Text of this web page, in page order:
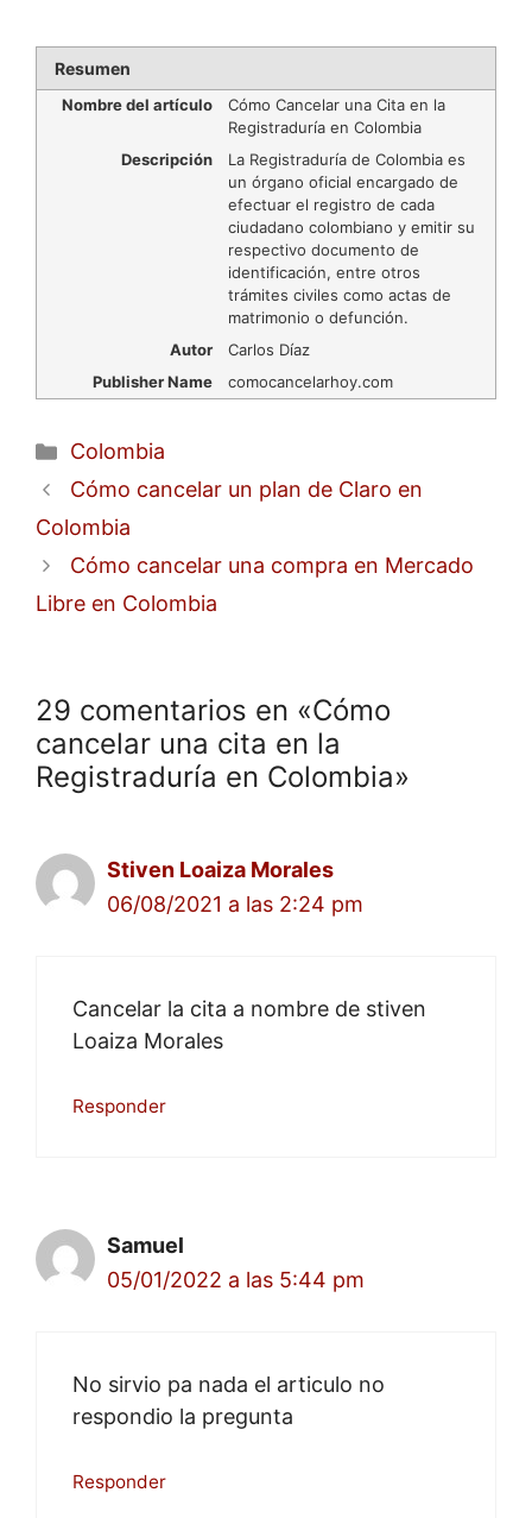
Resumen
Nombre del artículo
Cómo Cancelar una Cita en la
Registraduría en Colombia
Descripción
La Registraduría de Colombia es
un órgano oficial encargado de
efectuar el registro de cada
ciudadano colombiano y emitir su
respectivo documento de
identificación, entre otros
trámites civiles como actas de
matrimonio o defunción.
Autor
Carlos Díaz
Publisher Name
comocancelarhoy.com
Categorías
Colombia
Cómo cancelar un plan de Claro en
Colombia
Cómo cancelar una compra en Mercado
Libre en Colombia
29 comentarios en «Cómo
cancelar una cita en la
Registraduría en Colombia»
Stiven Loaiza Morales
06/08/2021 a las 2:24 pm
Cancelar la cita a nombre de stiven
Loaiza Morales
Responder
Samuel
05/01/2022 a las 5:44 pm
No sirvio pa nada el articulo no
respondio la pregunta
Responder